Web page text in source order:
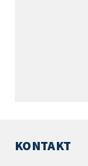
KONTAKT